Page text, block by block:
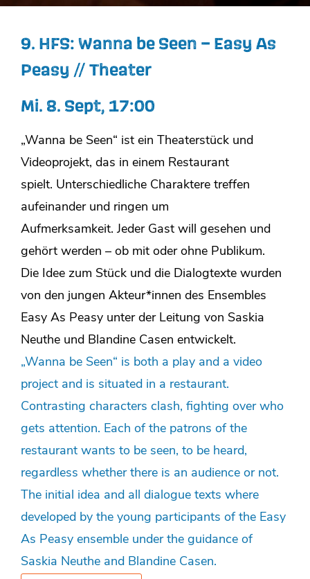
9. HFS: Wanna be Seen – Easy As
Peasy // Theater
Mi. 8. Sept,17:00
„Wanna be Seen“ ist ein Theaterstück und
Videoprojekt, das in einem Restaurant
spielt. Unterschiedliche Charaktere treffen
aufeinander und ringen um
Aufmerksamkeit. Jeder Gast will gesehen und
gehört werden – ob mit oder ohne Publikum.
Die Idee zum Stück und die Dialogtexte wurden
von den jungen Akteur*innen des Ensembles
Easy As Peasy unter der Leitung von Saskia
Neuthe und Blandine Casen entwickelt.
„Wanna be Seen“ is both a play and a video
project and is situated in a restaurant.
Contrasting characters clash, fighting over who
gets attention. Each of the patrons of the
restaurant wants to be seen, to be heard,
regardless whether there is an audience or not.
The initial idea and all dialogue texts where
developed by the young participants of the Easy
As Peasy ensemble under the guidance of
Saskia Neuthe and Blandine Casen.